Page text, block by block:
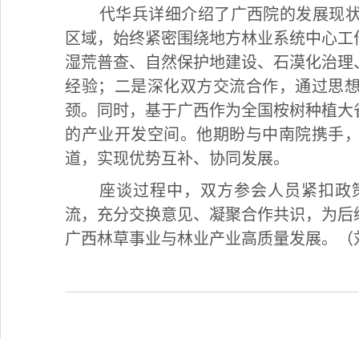
代华兵详细介绍了广西院的发展现
区域，始终紧密围绕地方林业系统中心
湿荒普查、自然保护地建设、石漠化治
经验；二是深化双方交流合作，通过思
颈。同时，基于广西作为全国桉树种植
的产业开发空间。他期盼与中南院携手
道，实现优势互补、协同发展。
座谈过程中，双方参会人员紧扣
流，充分交换意见、凝聚合作共识，为
广西林草事业与林业产业高质量发展。（